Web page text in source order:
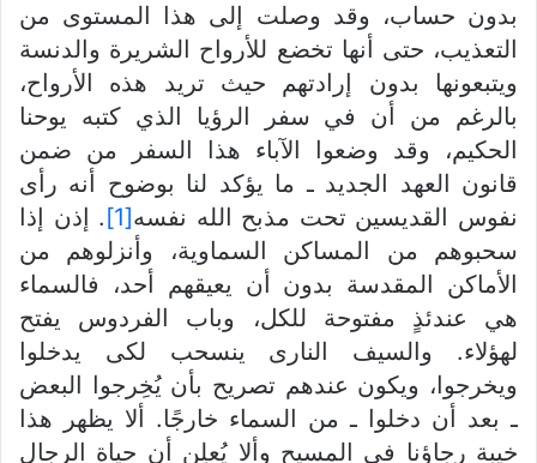
بدون حساب، وقد وصلت إلى هذا المستوى من
التعذيب، حتى أنها تخضع للأرواح الشريرة والدنسة
ويتبعونها بدون إرادتهم حيث تريد هذه الأرواح،
بالرغم من أن في سفر الرؤيا الذي كتبه يوحنا
الحكيم، وقد وضعوا الآباء هذا السفر من ضمن
قانون العهد الجديد ـ ما يؤكد لنا بوضوح أنه رأى
نفوس القديسين تحت مذبح الله نفسه[1]
. إذن إذا
سحبوهم من المساكن السماوية، وأنزلوهم من
الأماكن المقدسة بدون أن يعيقهم أحد، فالسماء
هي عندئذٍ مفتوحة للكل، وباب الفردوس يفتح
لهؤلاء. والسيف النارى ينسحب لكى يدخلوا
ويخرجوا، ويكون عندهم تصريح بأن يُخِرجوا البعض
ـ بعد أن دخلوا ـ من السماء خارجًا. ألا يظهر هذا
خيبة رجاؤنا في المسيح وألا يُعلِن أن حياة الرجال